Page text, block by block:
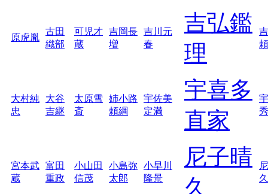
原虎胤
古田
織部
可児才
蔵
吉岡長
増
吉川元
春
吉弘鑑
理
頼
大村純
忠
大谷
吉継
太原雪
斎
姉小路
頼綱
宇佐美
定満
宇喜多
直家
宮本武
蔵
富田
重政
小山田
信茂
小島弥
太郎
小早川
隆景
尼子晴
久
久